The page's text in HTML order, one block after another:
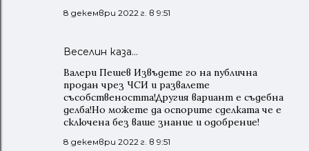
8 декември 2022 г. в 9:51
Веселин каза…
Валери Пешев Извъдете го на публична
продан чрез ЧСИ и развалете
съсобствеността!Другия вариант е съдебна
делба!Но можете да оспорите сделката че е
сключена без ваше знание и одобрение!
8 декември 2022 г. в 9:51